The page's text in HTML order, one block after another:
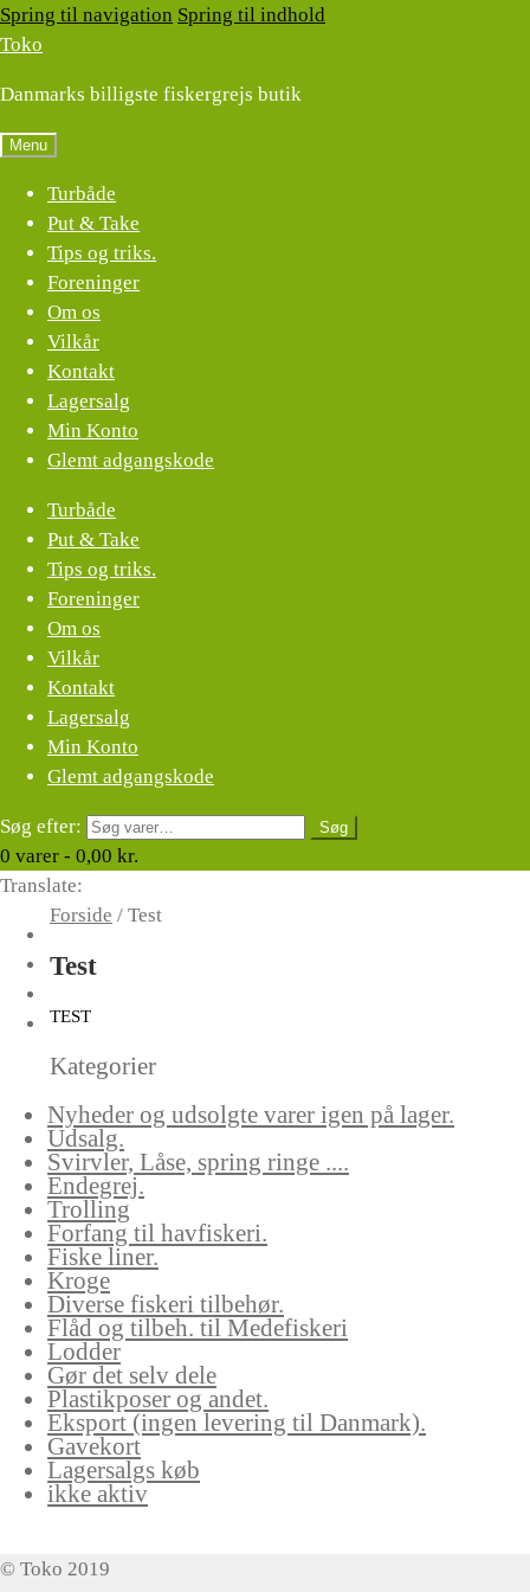
Spring til navigation Spring til indhold
Toko
Danmarks billigste fiskergrejs butik
Menu
Turbåde
Put & Take
Tips og triks.
Foreninger
Om os
Vilkår
Kontakt
Lagersalg
Min Konto
Glemt adgangskode
Turbåde
Put & Take
Tips og triks.
Foreninger
Om os
Vilkår
Kontakt
Lagersalg
Min Konto
Glemt adgangskode
Søg efter: Søg
0 varer - 0,00 kr.
Translate:
Forside / Test
Test
TEST
Kategorier
Nyheder og udsolgte varer igen på lager.
Udsalg.
Svirvler, Låse, spring ringe ....
Endegrej.
Trolling
Forfang til havfiskeri.
Fiske liner.
Kroge
Diverse fiskeri tilbehør.
Flåd og tilbeh. til Medefiskeri
Lodder
Gør det selv dele
Plastikposer og andet.
Eksport (ingen levering til Danmark).
Gavekort
Lagersalgs køb
ikke aktiv
© Toko 2019